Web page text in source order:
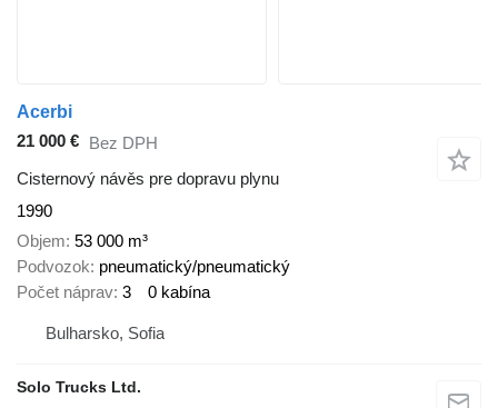
Acerbi
21 000 € Bez DPH
Cisternový návěs pre dopravu plynu
1990
Objem 53 000 m³
Podvozok pneumatický/pneumatický
Počet náprav 3 0 kabína
Bulharsko, Sofia
Solo Trucks Ltd.